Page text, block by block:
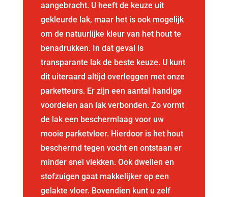
aangebracht. U heeft de keuze uit
gekleurde lak, maar het is ook mogelijk
om de natuurlijke kleur van het hout te
benadrukken. In dat geval is
transparante lak de beste keuze. U kunt
dit uiteraard altijd overleggen met onze
parketteurs. Er zijn een aantal handige
voordelen aan lak verbonden. Zo vormt
de lak een beschermlaag voor uw
mooie parketvloer. Hierdoor is het hout
beschermd tegen vocht en ontstaan er
minder snel vlekken. Ook dweilen en
stofzuigen gaat makkelijker op een
gelakte vloer. Bovendien kunt u zelf